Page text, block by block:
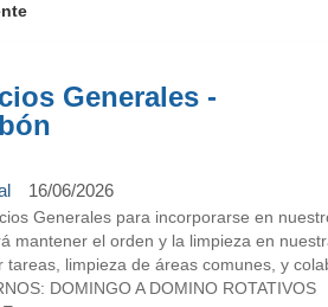
Generales -
16/06/2026
Generales para incorporarse en
mantener el orden y la limpieza en
tareas, limpieza de áreas comunes, y
DOMINGO A DOMINO ROTATIVOS